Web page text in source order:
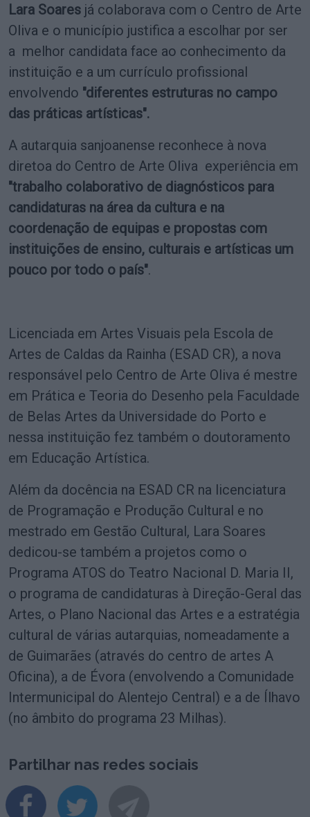
Lara Soares já colaborava com o Centro de Arte
Oliva e o município justifica a escolhar por ser
a melhor candidata face ao conhecimento da
instituição e a um currículo profissional
envolvendo "diferentes estruturas no campo
das práticas artísticas".
A autarquia sanjoanense reconhece à nova
diretoa do Centro de Arte Oliva experiência em
"trabalho colaborativo de diagnósticos para
candidaturas na área da cultura e na
coordenação de equipas e propostas com
instituições de ensino, culturais e artísticas um
pouco por todo o país".
Licenciada em Artes Visuais pela Escola de
Artes de Caldas da Rainha (ESAD CR), a nova
responsável pelo Centro de Arte Oliva é mestre
em Prática e Teoria do Desenho pela Faculdade
de Belas Artes da Universidade do Porto e
nessa instituição fez também o doutoramento
em Educação Artística.
Além da docência na ESAD CR na licenciatura
de Programação e Produção Cultural e no
mestrado em Gestão Cultural, Lara Soares
dedicou-se também a projetos como o
Programa ATOS do Teatro Nacional D. Maria II,
o programa de candidaturas à Direção-Geral das
Artes, o Plano Nacional das Artes e a estratégia
cultural de várias autarquias, nomeadamente a
de Guimarães (através do centro de artes A
Oficina), a de Évora (envolvendo a Comunidade
Intermunicipal do Alentejo Central) e a de Ílhavo
(no âmbito do programa 23 Milhas).
Partilhar nas redes sociais